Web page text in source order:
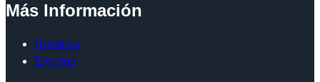
Más Información
Nosotros
Eventos